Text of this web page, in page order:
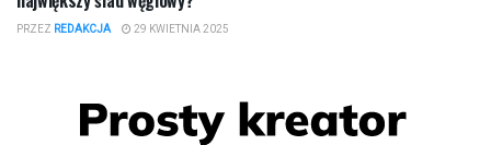
PRZEZ REDAKCJA 29 KWIETNIA 2025